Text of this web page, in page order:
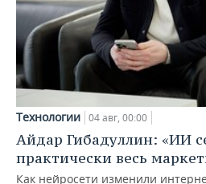
Технологии 04 авг, 00:00
Айдар Гибадуллин: «ИИ
практически весь
Как нейросети изменили